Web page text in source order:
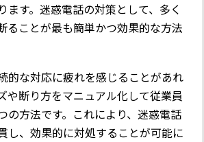
ます。迷惑電話の対策として、多く
ることが最も簡単かつ効果的な方法
的な対応に疲れを感じることがあれ
や断り方をマニュアル化して従業員
の方法です。これにより、迷惑電話
し、効果的に対処することが可能に